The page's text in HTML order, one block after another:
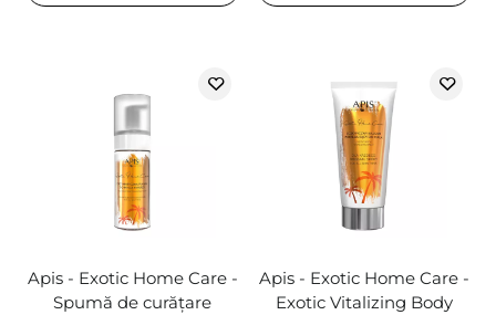
Apis - Exotic Home Care -
Spumă de curățare
Apis - Exotic Home Care -
Exotic Vitalizing Body